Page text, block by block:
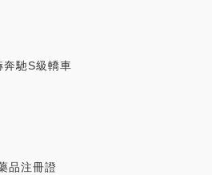
馳S級轎車
品注冊證